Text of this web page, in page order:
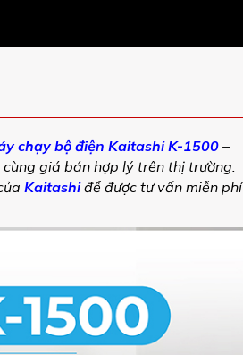
chạy bộ điện Kaitashi K-1500 –
giá bán hợp lý trên thị trường.
Kaitashi để được tư vấn miễn phí